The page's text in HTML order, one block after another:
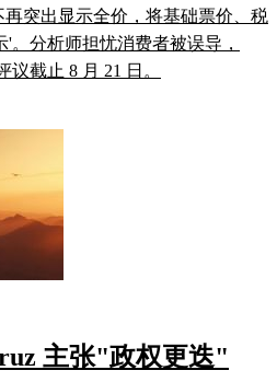
突出显示全价，将基础票价、税
。分析师担忧消费者被误导，
议截止 8 月 21 日。
主张"政权更迭"